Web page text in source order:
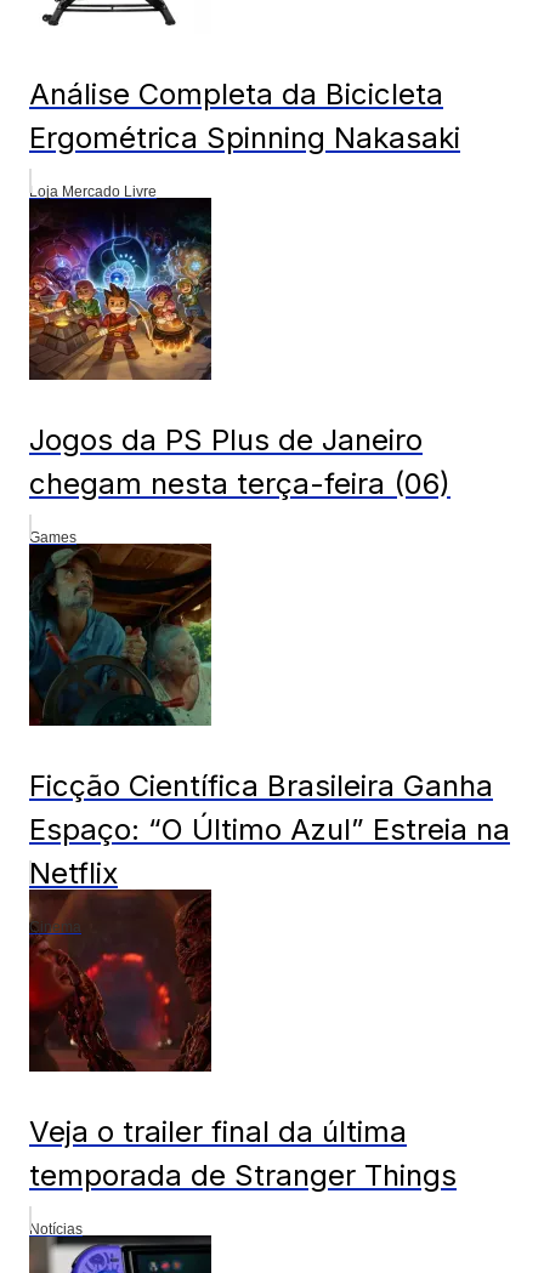
Análise Completa da Bicicleta
Ergométrica Spinning Nakasaki
Loja Mercado Livre
Jogos da PS Plus de Janeiro
chegam nesta terça-feira (06)
Games
Ficção Científica Brasileira Ganha
Espaço: “O Último Azul” Estreia na
Netflix
Cinema
Veja o trailer final da última
temporada de Stranger Things
Notícias